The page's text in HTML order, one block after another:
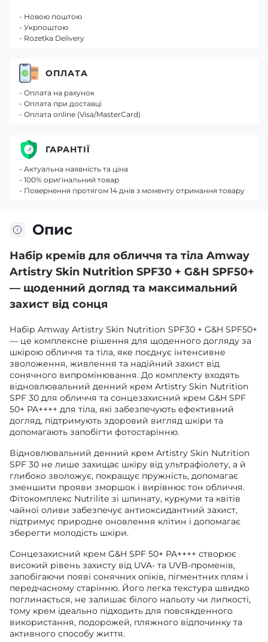
Опис
Набір кремів для обличчя та тіла Amway
Artistry Skin Nutrition SPF30 + G&H SPF50+
— щоденний догляд та максимальний
захист від сонця
Набір Amway Artistry Skin Nutrition SPF30 + G&H SPF50+
— це комплексне рішення для щоденного догляду за
шкірою обличчя та тіла, яке поєднує інтенсивне
зволоження, живлення та надійний захист від
сонячного випромінювання. До комплекту входять
відновлювальний денний крем Artistry Skin Nutrition
SPF 30 для обличчя та сонцезахисний крем G&H SPF
50+ PA++++ для тіла, які забезпечують ефективний
догляд, підтримують здоровий вигляд шкіри та
допомагають запобігти фотостарінню.
Відновлювальний денний крем Artistry Skin Nutrition
SPF 30 не лише захищає шкіру від ультрафіолету, а й
глибоко зволожує, покращує пружність, допомагає
зменшити прояви зморшок і вирівнює тон обличчя.
Фітокомплекс Nutrilite зі шпинату, куркуми та квітів
чайної оливи забезпечує антиоксидантний захист,
підтримує природне оновлення клітин і допомагає
зберегти молодість шкіри.
Сонцезахисний крем G&H SPF 50+ PA++++ створює
високий рівень захисту від UVA- та UVB-променів,
запобігаючи появі сонячних опіків, пігментних плям і
передчасному старінню. Його легка текстура швидко
поглинається, не залишає білого нальоту чи липкості,
тому крем ідеально підходить для повсякденного
використання, подорожей, пляжного відпочинку та
активного способу життя.
- Новою поштою
- Укрпоштою
- Rozetka Delivery
ОПЛАТА
- Оплата на рахунок
- Оплата при доставці
- Оплата online (Visa/MasterCard)
ГАРАНТІЇ
- Актуальна наявність та ціна
- 100% оригінальний товар
- Повернення протягом 14 днів з моменту отримання товару